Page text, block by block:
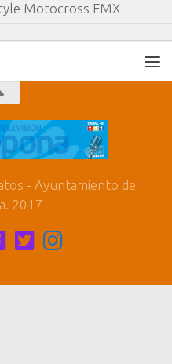
Motocross FMX
- Ayuntamiento de
2017